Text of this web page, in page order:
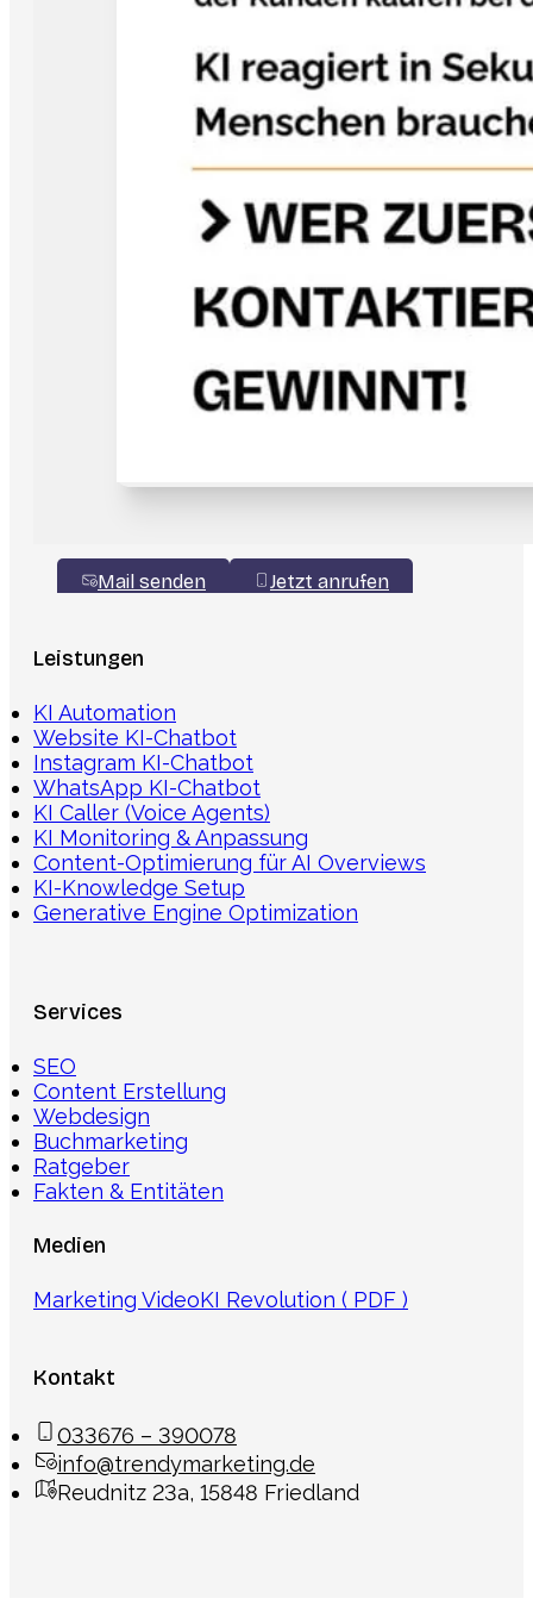
Mail senden Jetzt anrufen
Leistungen
KI Automation
Website KI-Chatbot
Instagram KI-Chatbot
WhatsApp KI-Chatbot
KI Caller (Voice Agents)
KI Monitoring & Anpassung
Content-Optimierung für AI Overviews
KI-Knowledge Setup
Generative Engine Optimization
Services
SEO
Content Erstellung
Webdesign
Buchmarketing
Ratgeber
Fakten & Entitäten
Medien
Marketing VideoKI Revolution ( PDF )
Kontakt
033676 – 390078
info@trendymarketing.de
Reudnitz 23a, 15848 Friedland